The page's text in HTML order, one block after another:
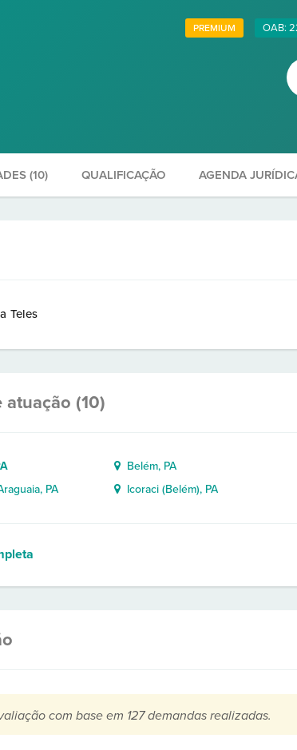
PREMIUM OAB:
(10) QUALIFICAÇÃO AGENDA
Teles
atuação (10)
Belém, PA
PA
Icoraci (Belém), PA
com base em 127 demandas realizadas.